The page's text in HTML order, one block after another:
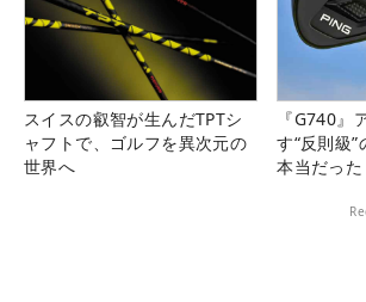
スイスの叡智が生んだTPTシ
ャフトで、ゴルフを異次元の
世界へ
『G740』
す“反則級
本当だった